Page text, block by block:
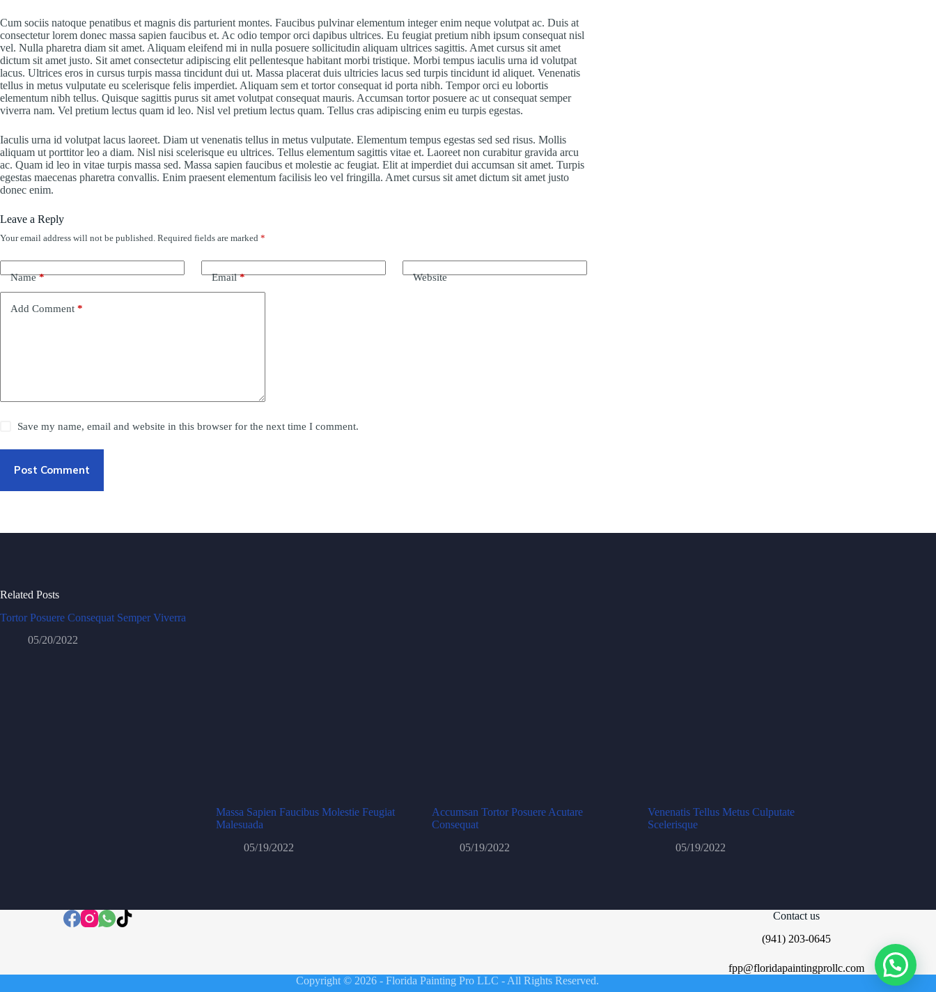
Cum sociis natoque penatibus et magnis dis parturient montes. Faucibus pulvinar elementum integer enim neque volutpat ac. Duis at
consectetur lorem donec massa sapien faucibus et. Ac odio tempor orci dapibus ultrices. Eu feugiat pretium nibh ipsum consequat nisl
vel. Nulla pharetra diam sit amet. Aliquam eleifend mi in nulla posuere sollicitudin aliquam ultrices sagittis. Amet cursus sit amet
dictum sit amet justo. Sit amet consectetur adipiscing elit pellentesque habitant morbi tristique. Morbi tempus iaculis urna id volutpat
lacus. Ultrices eros in cursus turpis massa tincidunt dui ut. Massa placerat duis ultricies lacus sed turpis tincidunt id aliquet. Venenatis
tellus in metus vulputate eu scelerisque felis imperdiet. Aliquam sem et tortor consequat id porta nibh. Tempor orci eu lobortis
elementum nibh tellus. Quisque sagittis purus sit amet volutpat consequat mauris. Accumsan tortor posuere ac ut consequat semper
viverra nam. Vel pretium lectus quam id leo. Nisl vel pretium lectus quam. Tellus cras adipiscing enim eu turpis egestas.
Iaculis urna id volutpat lacus laoreet. Diam ut venenatis tellus in metus vulputate. Elementum tempus egestas sed sed risus. Mollis
aliquam ut porttitor leo a diam. Nisl nisi scelerisque eu ultrices. Tellus elementum sagittis vitae et. Laoreet non curabitur gravida arcu
ac. Quam id leo in vitae turpis massa sed. Massa sapien faucibus et molestie ac feugiat. Elit at imperdiet dui accumsan sit amet. Turpis
egestas maecenas pharetra convallis. Enim praesent elementum facilisis leo vel fringilla. Amet cursus sit amet dictum sit amet justo
donec enim.
Leave a Reply
Your email address will not be published. Required fields are marked *
Name* Email* Website
Add Comment *
Save my name, email and website in this browser for the next time I comment.
Post Comment
Related Posts
Tortor Posuere Consequat Semper Viverra
05/20/2022
Massa Sapien Faucibus Molestie Feugiat
Malesuada
05/19/2022
Accumsan Tortor Posuere Acutare
Consequat
05/19/2022
Venenatis Tellus Metus Culputate
Scelerisque
05/19/2022
Contact us
(941) 203-0645
fpp@floridapaintingprollc.com
Copyright © 2026 - Florida Painting Pro LLC - All Rights Reserved.